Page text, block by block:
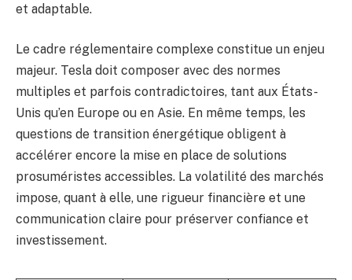
et adaptable.
Le cadre réglementaire complexe constitue un enjeu
majeur. Tesla doit composer avec des normes
multiples et parfois contradictoires, tant aux États-
Unis qu’en Europe ou en Asie. En même temps, les
questions de transition énergétique obligent à
accélérer encore la mise en place de solutions
prosuméristes accessibles. La volatilité des marchés
impose, quant à elle, une rigueur financière et une
communication claire pour préserver confiance et
investissement.